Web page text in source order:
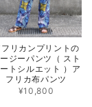
フリカンプリントの
ジーパンツ（ スト
トシルエット ）ア
フリカ布パンツ
¥10,800